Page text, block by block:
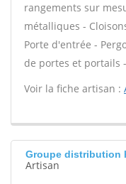
rangements sur
métalliques -
Porte d'entrée -
de portes et portails -
Voir la fiche artisan :
Groupe distribution
Artisan